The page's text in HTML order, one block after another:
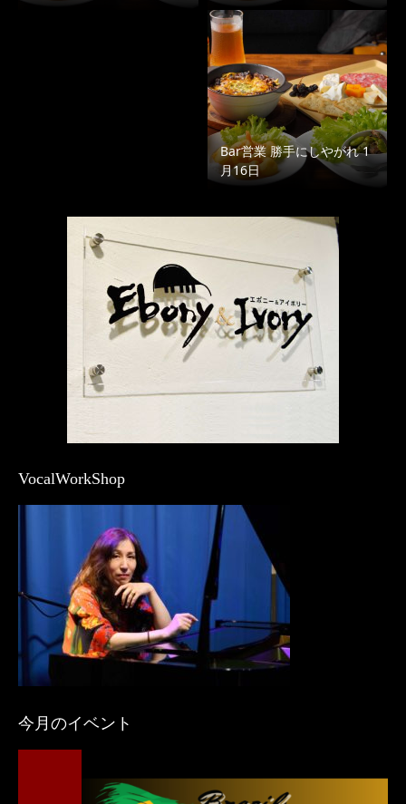
Bar営業 勝手にしやがれ 1
月16日
VocalWorkShop
今月のイベント